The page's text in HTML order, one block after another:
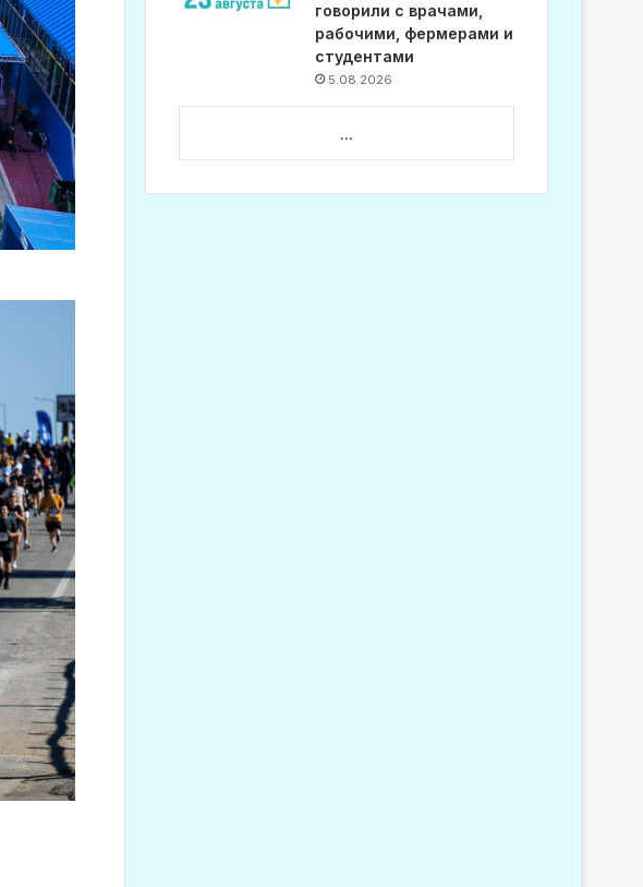
говорили с врачами,
рабочими, фермерами и
студентами
5.08.2026
...